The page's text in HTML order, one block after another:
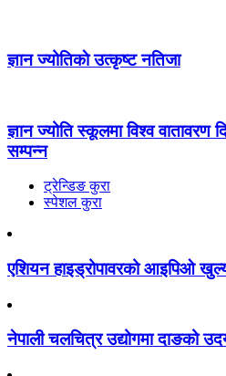
ज्ञान ज्योतिकाे उत्कृष्ट नतिजा
ज्ञान ज्योति स्कूलमा विश्व वातावरण
सम्पन्न
ट्रेन्डिङ कुरा
स्पेशल कुरा
एशियन हाइड्रोपावरको आइपिओ
नेपाली चलचित्र उद्योगमा दाङको